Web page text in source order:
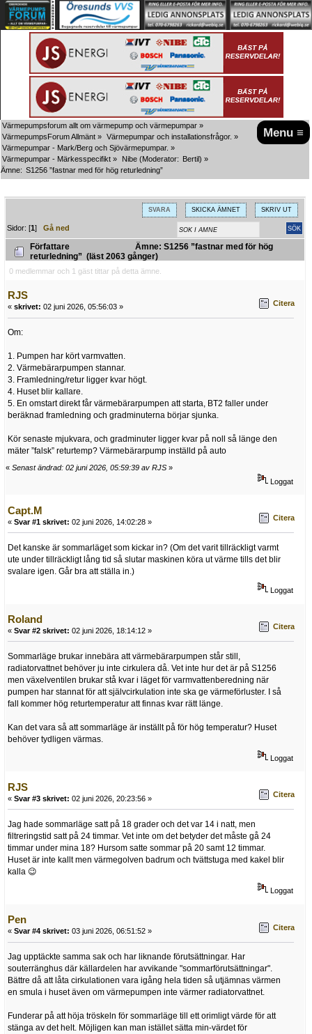
Menu ≡
Värmepumpsforum allt om värmepump och värmepumpar »
VärmepumpsForum Allmänt » Värmepumpar och installationsfrågor. »
Värmepumpar - Mark/Berg och Sjövärmepumpar. »
Värmepumpar - Märkesspecifikt » Nibe (Moderator: Bertil) »
Ämne: S1256 ”fastnar med för hög returledning”
SVARA SKICKA ÄMNET SKRIV UT
Sidor: [1]Gå ned
Författare
Ämne: S1256 ”fastnar med för hög
returledning” (läst 2063 gånger)
0 medlemmar och 1 gäst tittar på detta ämne.
RJS
« skrivet: 02 juni 2026, 05:56:03 » Citera
Om:
1. Pumpen har kört varmvatten.
2. Värmebärarpumpen stannar.
3. Framledning/retur ligger kvar högt.
4. Huset blir kallare.
5. En omstart direkt får värmebärarpumpen att starta, BT2 faller under
beräknad framledning och gradminuterna börjar sjunka.
Kör senaste mjukvara, och gradminuter ligger kvar på noll så länge den
mäter ”falsk” returtemp? Värmebärarpump inställd på auto
« Senast ändrad: 02 juni 2026, 05:59:39 av RJS »
Loggat
Capt.M
« Svar #1 skrivet: 02 juni 2026, 14:02:28 » Citera
Det kanske är sommarläget som kickar in? (Om det varit tillräckligt varmt
ute under tillräckligt lång tid så slutar maskinen köra ut värme tills det blir
svalare igen. Går bra att ställa in.)
Loggat
Roland
« Svar #2 skrivet: 02 juni 2026, 18:14:12 » Citera
Sommarläge brukar innebära att värmebärarpumpen står still,
radiatorvattnet behöver ju inte cirkulera då. Vet inte hur det är på S1256
men växelventilen brukar stå kvar i läget för varmvattenberedning när
pumpen har stannat för att självcirkulation inte ska ge värmeförluster. I så
fall kommer hög returtemperatur att finnas kvar rätt länge.
Kan det vara så att sommarläge är inställt på för hög temperatur? Huset
behöver tydligen värmas.
Loggat
RJS
« Svar #3 skrivet: 02 juni 2026, 20:23:56 » Citera
Jag hade sommarläge satt på 18 grader och det var 14 i natt, men
filtreringstid satt på 24 timmar. Vet inte om det betyder det måste gå 24
timmar under mina 18? Hursom satte sommar på 20 samt 12 timmar.
Huset är inte kallt men värmegolven badrum och tvättstuga med kakel blir
kalla 😉
Loggat
Pen
« Svar #4 skrivet: 03 juni 2026, 06:51:52 » Citera
Jag upptäckte samma sak och har liknande förutsättningar. Har
souterränghus där källardelen har avvikande "sommarförutsättningar".
Bättre då att låta cirkulationen vara igång hela tiden så utjämnas värmen
en smula i huset även om värmepumpen inte värmer radiatorvattnet.
Funderar på att höja tröskeln för sommarläge till ett orimligt värde för att
stänga av det helt. Möjligen kan man istället sätta min-värdet för